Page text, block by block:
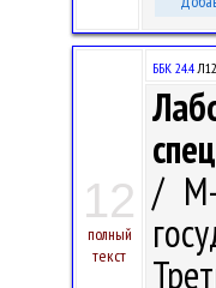
12
полный
текст
ББК 24.4Л12
/ М-